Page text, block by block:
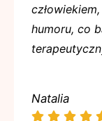
humoru, co
Natalia